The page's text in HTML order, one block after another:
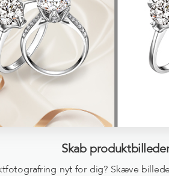
Skab
nyt for dig? Skæve